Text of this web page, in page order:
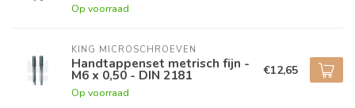
Op voorraad
KING MICROSCHROEVEN
Handtappenset metrisch fijn -
M6 x 0,50 - DIN 2181
Op voorraad
€12,65